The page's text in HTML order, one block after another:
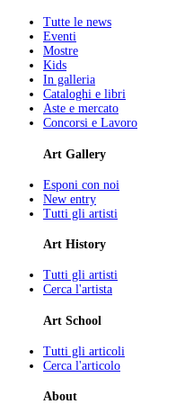
Tutte le news
Eventi
Mostre
Kids
In galleria
Cataloghi e libri
Aste e mercato
Concorsi e Lavoro
Art Gallery
Esponi con noi
New entry
Tutti gli artisti
Art History
Tutti gli artisti
Cerca l'artista
Art School
Tutti gli articoli
Cerca l'articolo
About